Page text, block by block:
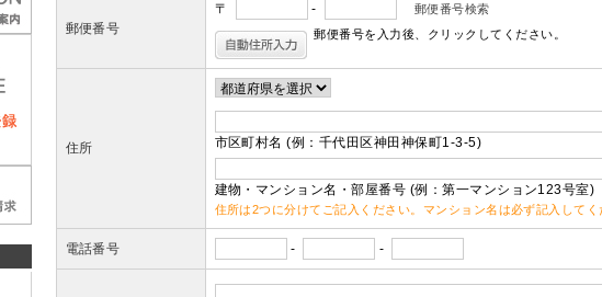
郵便番号
〒 -
郵便番号検索
郵便番号を入力後、クリックしてください。
住所 市区町村名 (例：千代田区神田神保町1-3-5)
建物・マンション名・部屋番号 (例：第一マンション123号室)
住所は2つに分けてご記入ください。マンション名は必ず記入してく
電話番号 - -